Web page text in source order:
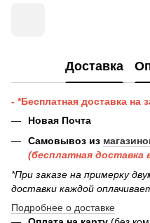
Доставка
- *Бесплатная доставка на
Новая Почта
Самовывоз из
(бесплатная доставка
*При заказе на примерку
доставки каждой
Подробнее о доставке